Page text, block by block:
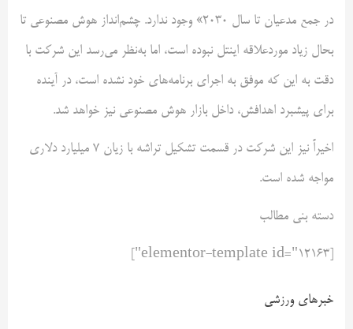
در جمع مدعیان تا سال 2030» وجود ندارد. چشم‌انداز هوش مصنوعی تا
بحال زیاد موردعلاقه اینتل نبوده است، اما به‌نظر می‌رسد این شرکت با
دقت به این که موفق به اجرای برنامه‌های خود نشده است، در آینده
برای پیشبرد اهدافش، داخل بازار هوش مصنوعی نیز خواهد شد.
اخیراً نیز این شرکت در قسمت تشکیل تراشه با زیان 7 میلیارد دلاری
مواجه شده است.
دسته بنی مطالب
خبرهای ورزشی